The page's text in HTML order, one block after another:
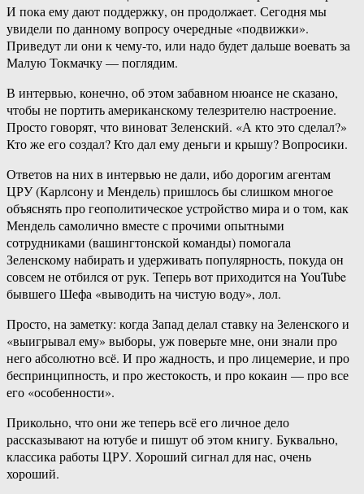
И пока ему дают поддержку, он продолжает. Сегодня мы
увидели по данному вопросу очередные «подвижки».
Приведут ли они к чему-то, или надо будет дальше воевать за
Малую Токмачку — поглядим.
В интервью, конечно, об этом забавном нюансе не сказано,
чтобы не портить американскому телезрителю настроение.
Просто говорят, что виноват Зеленский. «А кто это сделал?»
Кто же его создал? Кто дал ему деньги и крышу? Вопросики.
Ответов на них в интервью не дали, ибо дорогим агентам
ЦРУ (Карлсону и Мендель) пришлось бы слишком многое
объяснять про геополитическое устройство мира и о том, как
Мендель самолично вместе с прочими опытными
сотрудниками (вашингтонской команды) помогала
Зеленскому набирать и удерживать популярность, покуда он
совсем не отбился от рук. Теперь вот приходится на YouTube
бывшего Шефа «выводить на чистую воду», лол.
Просто, на заметку: когда Запад делал ставку на Зеленского и
«выигрывал ему» выборы, уж поверьте мне, они знали про
него абсолютно всё. И про жадность, и про лицемерие, и про
беспринципность, и про жестокость, и про кокаин — про все
его «особенности».
Прикольно, что они же теперь всё его личное дело
рассказывают на ютубе и пишут об этом книгу. Буквально,
классика работы ЦРУ. Хороший сигнал для нас, очень
хороший.